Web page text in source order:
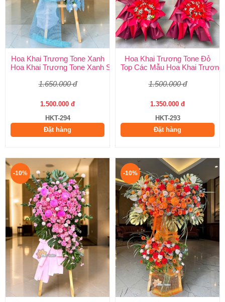
Hoa Khai Trương Tone Xanh
Hoa Khai Trương Tone Xanh Sang Trọng, Độc Đáo | Shop Hoa
1.650.000 đ
1.500.000 đ
HKT-294
Đặt hàng
Hoa Khai Trương Tone Đỏ
Top Các Mẫu Hoa Khai
1.500.000 đ
1.350.000 đ
HKT-293
Đặt hàng
-10% -10%